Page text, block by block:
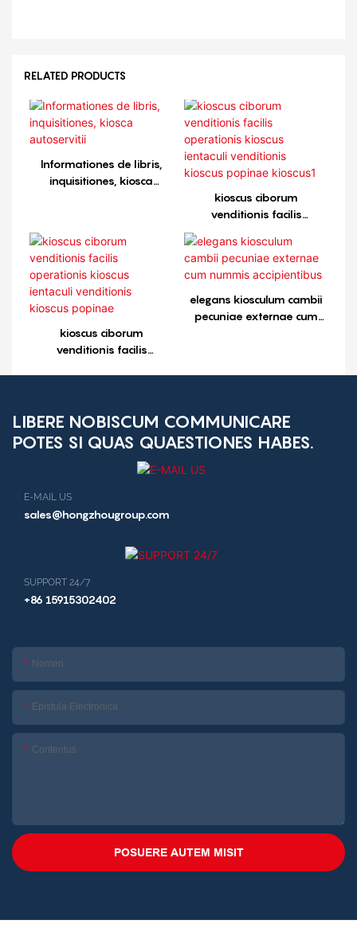
RELATED PRODUCTS
Informationes de libris,
inquisitiones, kiosca
kioscus ciborum
venditionis facilis
ientaculi venditionis
kioscus popinae kioscus1
kioscus ciborum
venditionis facilis
elegans kiosculum cambii
pecuniae externae cum
LIBERE NOBISCUM COMMUNICARE
POTES SI QUAS QUAESTIONES HABES.
E-MAIL US
sales@hongzhougroup.com
SUPPORT 24/7
+86 15915302402
Nomen
Epistula Electronica
Contentus
POSUERE AUTEM MISIT